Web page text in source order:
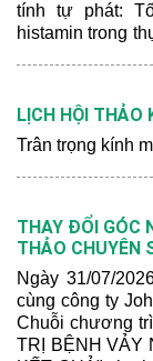
tính tự phát:
histamin trong
LỊCH HỘI THẢO
Trân trọng kính
THAY ĐỔI GÓC
THẢO CHUYÊN
Ngày 31/07/
cùng công ty
Chuỗi chương
TRỊ BỆNH VẢY